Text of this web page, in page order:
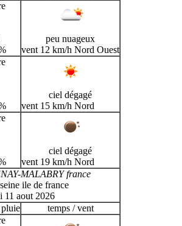
peu nuageux
vent 12 km/h Nord Ouest
ciel dégagé
vent 15 km/h Nord
ciel dégagé
vent 19 km/h Nord
MALABRY france
ile de france
11 aout 2026
pluie temps / vent